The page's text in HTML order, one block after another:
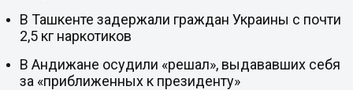
В Ташкенте задержали граждан Украины с почти
2,5 кг наркотиков
В Андижане осудили «решал», выдававших себя
за «приближенных к президенту»